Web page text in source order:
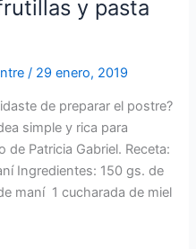
y pasta
/ 29 enero, 2019
de preparar el postre?
simple y rica para
Patricia Gabriel. Receta:
Ingredientes: 150 gs. de
maní 1 cucharada de miel